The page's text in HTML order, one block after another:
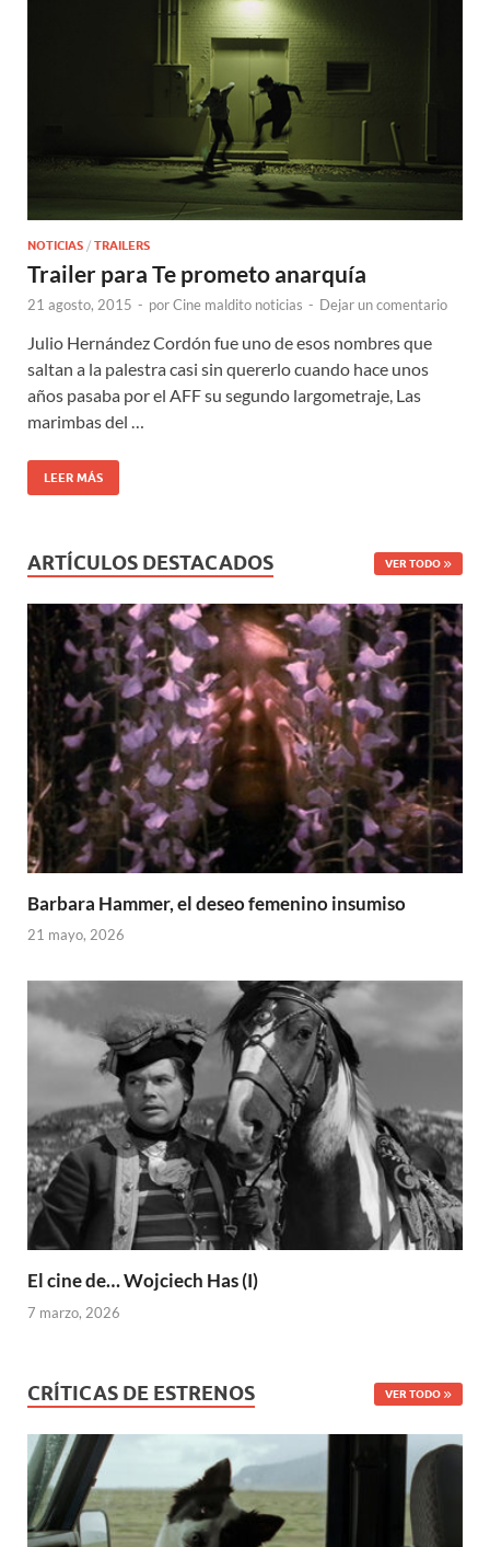
NOTICIAS / TRAILERS
Trailer para Te prometo anarquía
21 agosto, 2015 - porCine maldito noticias - Dejar un comentario
Julio Hernández Cordón fue uno de esos nombres que
saltan a la palestra casi sin quererlo cuando hace unos
años pasaba por el AFF su segundo largometraje, Las
marimbas del …
LEER MÁS
ARTÍCULOS DESTACADOS VER TODO
Barbara Hammer, el deseo femenino insumiso
21 mayo, 2026
El cine de… Wojciech Has (I)
7 marzo, 2026
CRÍTICAS DE ESTRENOS VER TODO